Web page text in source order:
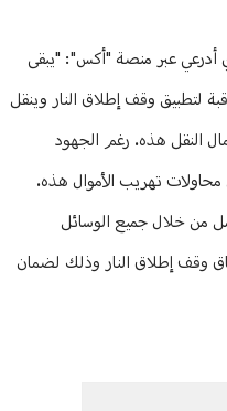
عبر منصة "أكس": "يبقى
لتطبيق وقف إطلاق النار وينقل
النقل هذه. رغم الجهود
محاولات تهريب الأموال هذه.
من خلال جميع الوسائل
وقف إطلاق النار وذلك لضمان